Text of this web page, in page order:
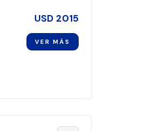
USD 2015
VER MÁS